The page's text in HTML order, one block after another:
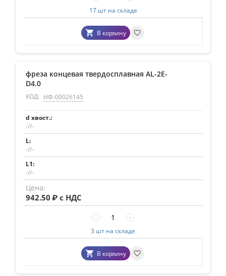
17 шт на складе
В корзину
фреза концевая твердосплавная AL-2E-
D4.0
КОД: НФ-00026145
-//-
-//-
-//-
942.50 ₽ с НДС
+
−
3 шт на складе
В корзину